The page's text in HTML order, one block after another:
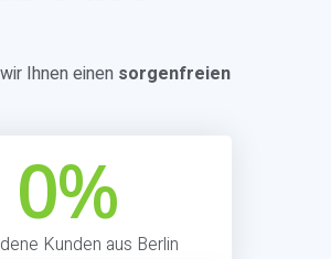
Ihnen einen sorgenfreien
Kunden aus Berlin
0%